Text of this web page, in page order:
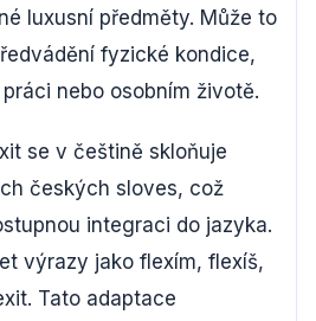
luxusní předměty. Může to
fyzické kondice,
nebo osobním životě.
se v češtině skloňuje
českých sloves, což
integraci do jazyka.
výrazy jako flexím, flexíš,
Tato adaptace